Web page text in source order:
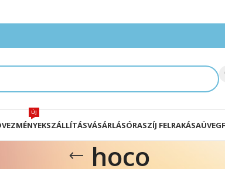
ÚJ
SZÁLLÍTÁSVÁSÁRLÁSÓRASZÍJ FELRAKÁSA
hoco